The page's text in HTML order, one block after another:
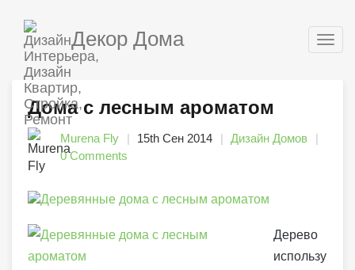
Декор Дома
Дома с лесным ароматом
Murena Fly 15th Сен 2014
Дизайн Домов
0 Comments
Дерево
использу